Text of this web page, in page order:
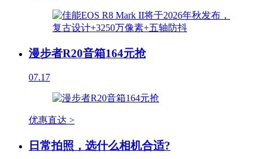
漫步者R20音箱164元抢
07.17
优惠直达 >
日常拍照，选什么相机合适?